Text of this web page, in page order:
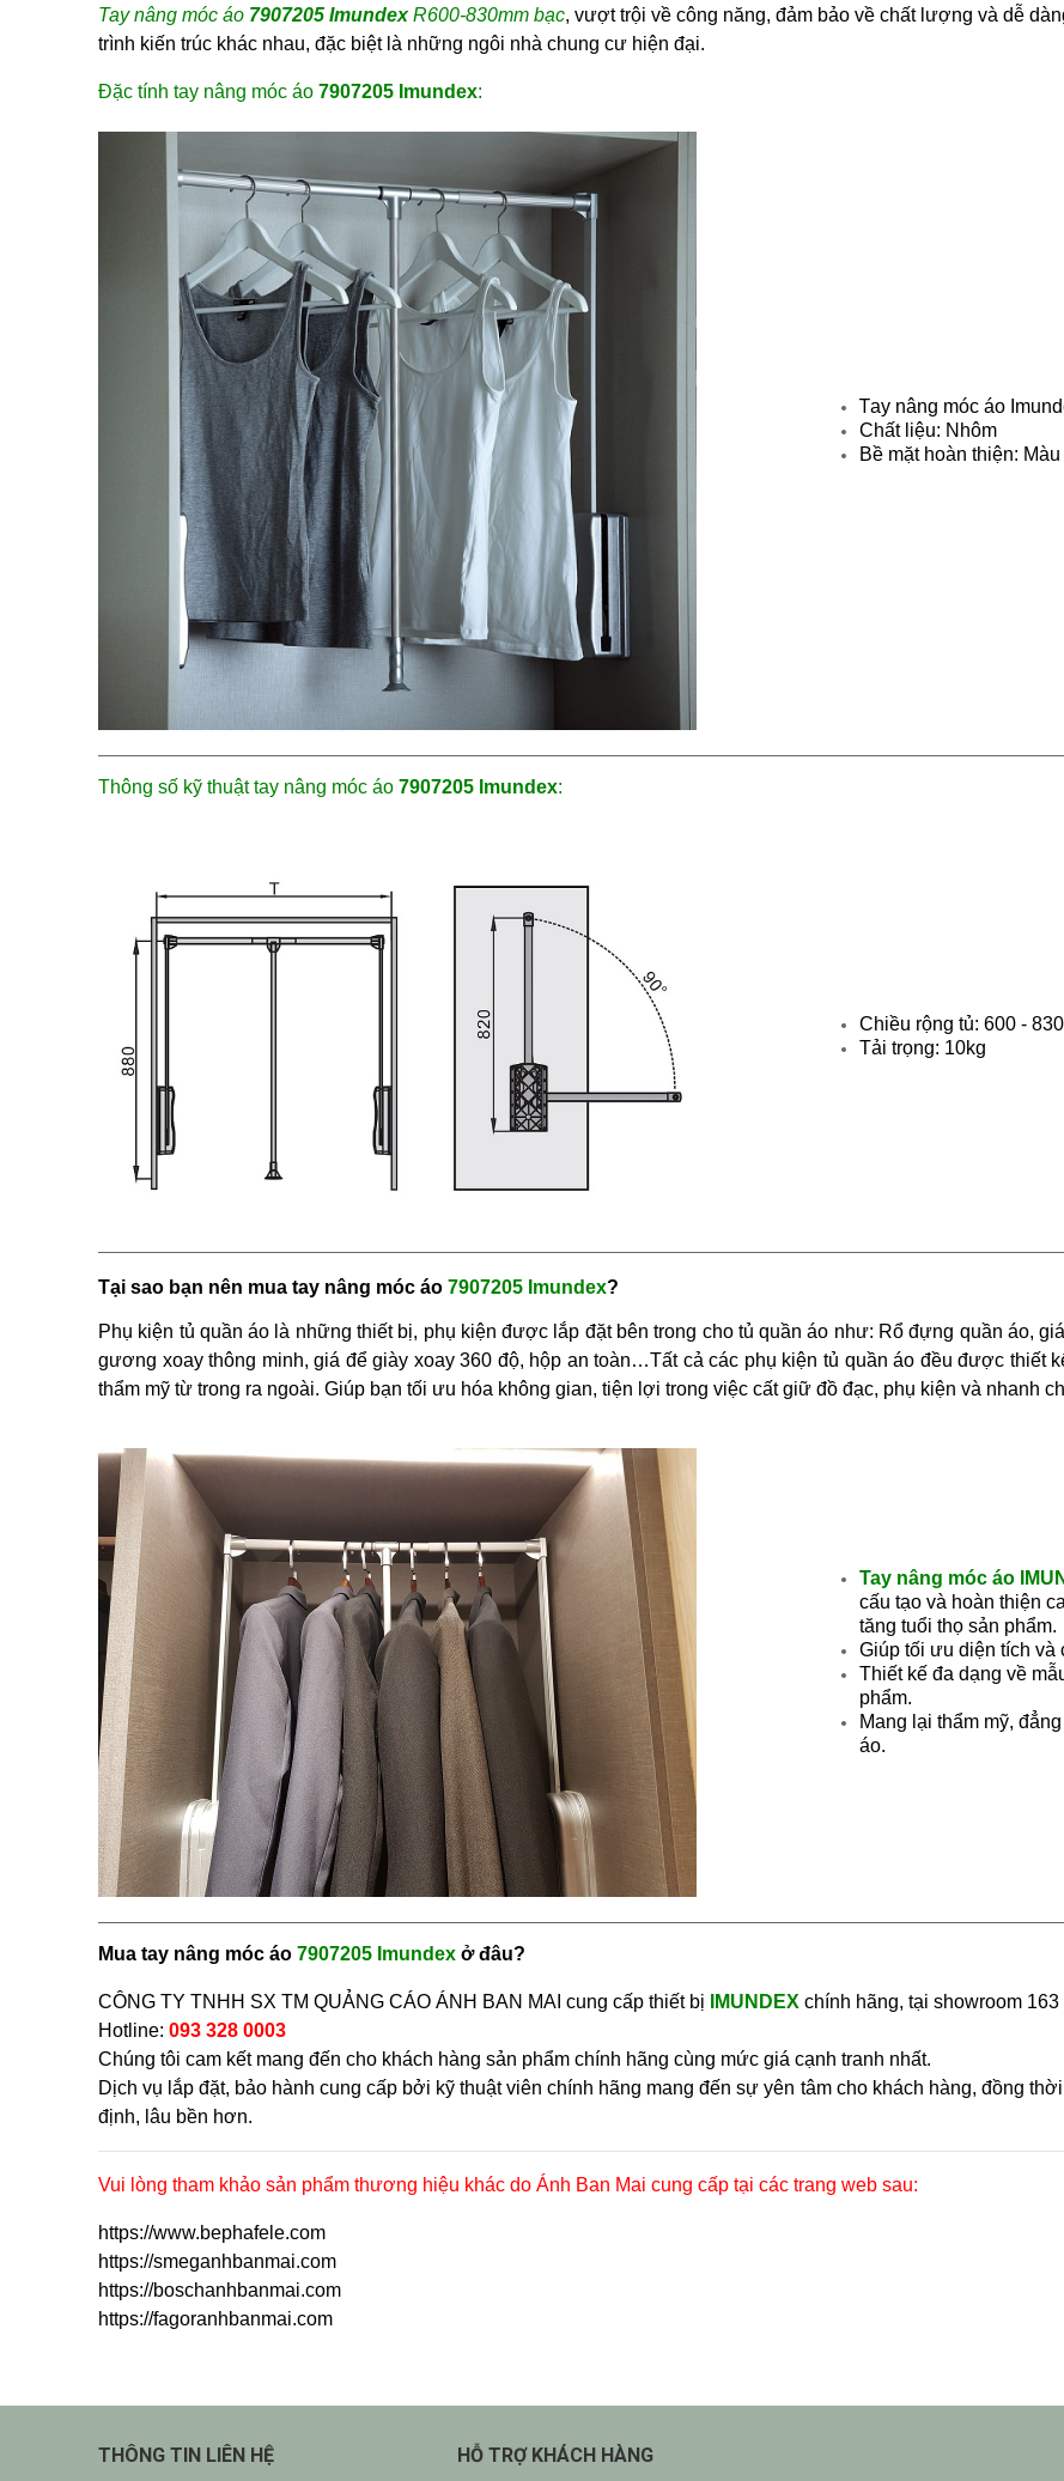
Tay nâng móc áo 7907205 ImundexR600-830mm bạc, vượt trội về công năng, đảm bảo về chất lượng và dễ
trình kiến trúc khác nhau, đặc biệt là những ngôi nhà chung cư hiện đại.
Đặc tính tay nâng móc áo 7907205 Imundex:
Tay nâng móc áo
Chất liệu: Nhôm
Bề mặt hoàn thiện:
Thông số kỹ thuậttay nâng móc áo 7907205 Imundex:
Chiều rộng tủ: 600 -
Tải trọng: 10kg
Tại sao bạn nên mua tay nâng móc áo 7907205 Imundex?
Phụ kiện tủ quần áo là những thiết bị, phụ kiện được lắp đặt bên trong cho tủ quần áo như: Rổ đựng quần áo,
gương xoay thông minh, giá để giày xoay 360 độ, hộp an toàn…Tất cả các phụ kiện tủ quần áo đều được thiết
thẩm mỹ từ trong ra ngoài. Giúp bạn tối ưu hóa không gian, tiện lợi trong việc cất giữ đồ đạc, phụ kiện và nhanh
Tay nâng móc áo
cấu tạo và hoàn thiện
tăng tuổi thọ sản phẩm.
Giúp tối ưu diện tích và
Thiết kế đa dạng về
phẩm.
Mang lại thẩm mỹ,
áo.
Mua tay nâng móc áo 7907205 Imundex ởđâu?
CÔNG TY TNHH SX TM QUẢNG CÁO ÁNH BAN MAI cung cấp thiết bị IMUNDEX chính hãng, tại showroom 163
Hotline: 093 328 0003
Chúng tôi cam kết mang đến cho khách hàng sản phẩm chính hãng cùng mức giá cạnh tranh nhất.
Dịch vụ lắp đặt, bảo hành cung cấp bởi kỹ thuật viên chính hãng mang đến sự yên tâm cho khách hàng, đồng
định, lâu bền hơn.
Vui lòng tham khảo sản phẩm thương hiệu khác do Ánh Ban Mai cung cấp tại các trang web sau:
https://www.bephafele.com
https://smeganhbanmai.com
https://boschanhbanmai.com
https://fagoranhbanmai.com
THÔNG TIN LIÊN HỆ HỖ TRỢ KHÁCH HÀNG